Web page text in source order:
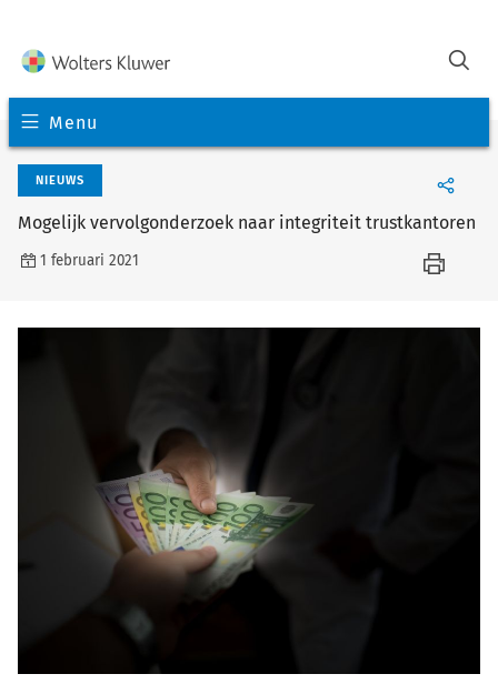
Menu
NIEUWS
Mogelijk vervolgonderzoek naar integriteit trustkantoren
1 februari 2021